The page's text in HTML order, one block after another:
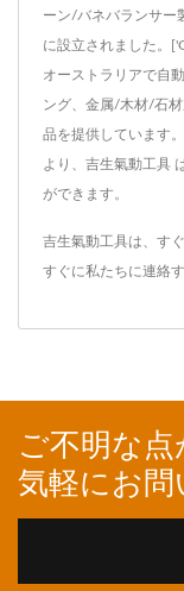
ーン/バネバランサー
に設立されました。
オーストラリアで自
ング、金属/木材/石
品を提供しています
より、吉生氣動工具
ができます。
吉生氣動工具は、す
すぐに私たちに連絡
ご不明な
気軽にお